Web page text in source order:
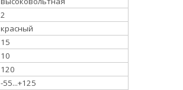
2
красный
15
10
120
-55...+125